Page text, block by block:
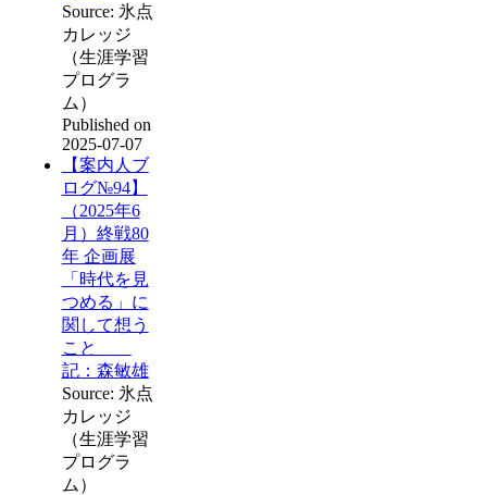
Source: 氷点
カレッジ
（生涯学習
プログラ
ム）
Published on
2025-07-07
【案内人ブ
ログ№94】
（2025年6
月）終戦80
年 企画展
「時代を見
つめる」に
関して想う
こと
記：森敏雄
Source: 氷点
カレッジ
（生涯学習
プログラ
ム）